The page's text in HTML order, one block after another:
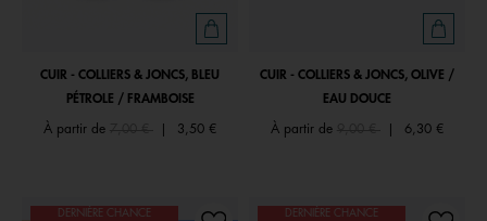
CUIR - COLLIERS & JONCS, BLEU
PÉTROLE / FRAMBOISE
À partir de Price reduced from
3,50 €
CUIR - COLLIERS & JONCS, OLIVE /
EAU DOUCE
À partir de Price reduced from
6,30 €
DERNIÈRE CHANCE DERNIÈRE CHANCE